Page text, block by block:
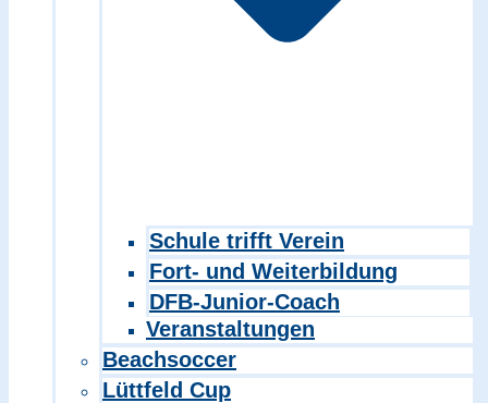
Schule trifft Verein
Fort- und Weiterbildung
DFB-Junior-Coach
Veranstaltungen
Beachsoccer
Lüttfeld Cup